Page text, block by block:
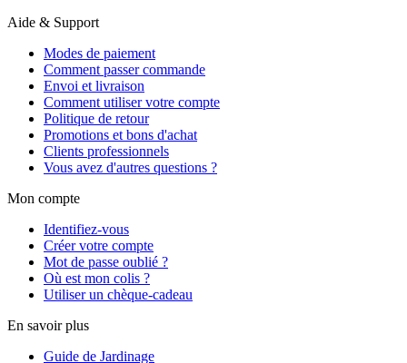
Aide & Support
Modes de paiement
Comment passer commande
Envoi et livraison
Comment utiliser votre compte
Politique de retour
Promotions et bons d'achat
Clients professionnels
Vous avez d'autres questions ?
Mon compte
Identifiez-vous
Créer votre compte
Mot de passe oublié ?
Où est mon colis ?
Utiliser un chèque-cadeau
En savoir plus
Guide de Jardinage